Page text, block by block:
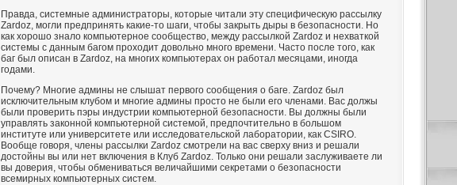
Правда, системные администраторы, которые читали эту специфическую рассылку
Zardoz, могли предпринять какие-то шаги, чтобы закрыть дыры в безопасности. Но
как хорошо знало компьютерное сообщество, между рассылкой Zardoz и нехваткой
системы с данным багом проходит довольно много времени. Часто после того, как
баг был описан в Zardoz, на многих компьютерах он работал месяцами, иногда
годами.
Почему? Многие админы не слышат первого сообщения о баге. Zardoz был
исключительным клубом и многие админы просто не были его членами. Вас должы
были проверить пэры индустрии компьютерной безопасности. Вы должны были
управлять законной компьютерной системой, предпочтительно в большом
институте или университете или исследовательской лаборатории, как CSIRO.
Вообще говоря, члены рассылки Zardoz смотрели на вас сверху вниз и решали
достойны вы или нет включения в Клуб Zardoz. Только они решали заслуживаете ли
вы доверия, чтобы обмениваться величайшими секретами о безопасности
всемирных компьютерных систем.